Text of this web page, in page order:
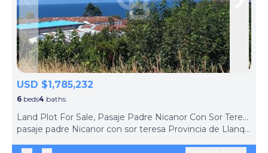
Skip to previous slide page
USD $1,785,232
6 beds4 baths
Land Plot For Sale, Pasaje Padre Nicanor Con Sor Teresa Provincia De Llanquihue (Puerto Varas, Chile)
pasaje padre Nicanor con sor teresa Provincia de Llanquihue, Puerto Varas, Los Lagos Region, 5550596, Chile